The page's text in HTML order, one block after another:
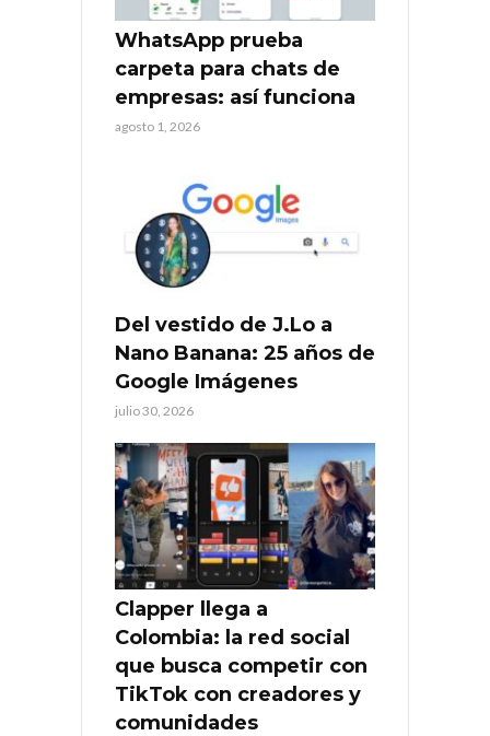
WhatsApp prueba
carpeta para chats de
empresas: así funciona
agosto 1, 2026
Del vestido de J.Lo a
Nano Banana: 25 años de
Google Imágenes
julio 30, 2026
Clapper llega a
Colombia: la red social
que busca competir con
TikTok con creadores y
comunidades